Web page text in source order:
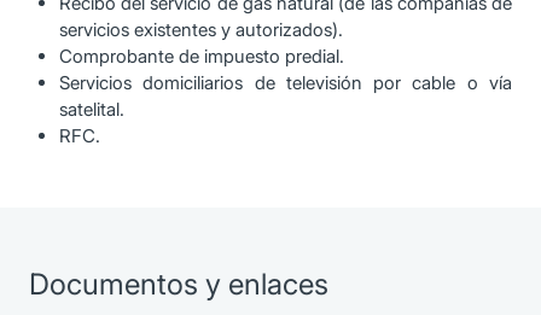
servicios existentes y autorizados).
Comprobante de impuesto predial.
Servicios domiciliarios de televisión por cable o vía
satelital.
RFC.
Documentos y enlaces